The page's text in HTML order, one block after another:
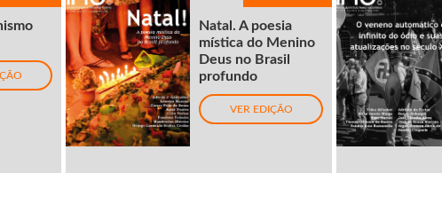
Natal. A poesia
mística do Menino
Deus no Brasil
profundo
VER EDIÇÃO